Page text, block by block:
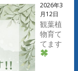
2026年3
月12日
観葉植
物育て
てます